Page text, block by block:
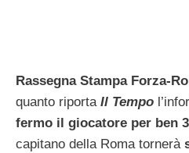
Rassegna Stampa Forza-
quanto riporta Il Tempo
fermo il giocatore per ben
capitano della Roma tornerà